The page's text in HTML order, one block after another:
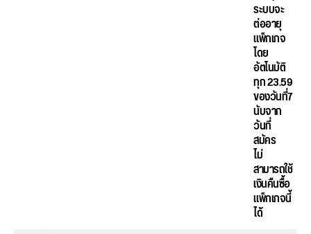
ระบบจะ
ต่ออายุ
แพ็กเกจ
โดย
อัตโนมัติ
ทุก 23.59
ของวันที่7
นับจาก
วันที่
สมัคร
ไม่
สามารถใช้
เงินคืนซื้อ
แพ็กเกจนี้
ได้